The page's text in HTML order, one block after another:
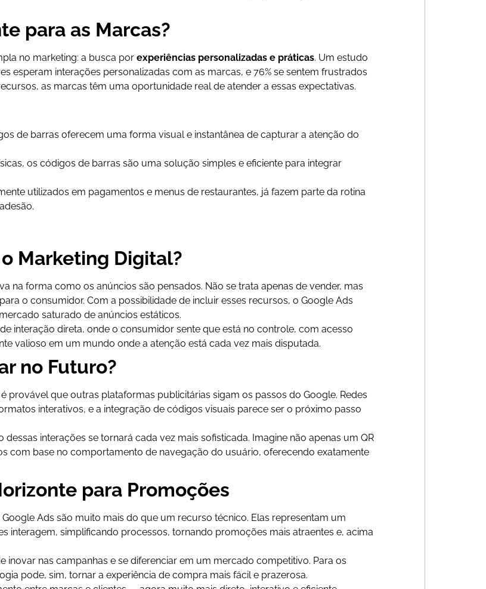
para as Marcas?
no marketing: a busca por experiências personalizadas e práticas. Um estudo
esperam interações personalizadas com as marcas, e 76% se sentem frustrados
as marcas têm uma oportunidade real de atender a essas expectativas.
de barras oferecem uma forma visual e instantânea de capturar a atenção do
os códigos de barras são uma solução simples e eficiente para integrar
utilizados em pagamentos e menus de restaurantes, já fazem parte da rotina
Marketing Digital?
na forma como os anúncios são pensados. Não se trata apenas de vender, mas
o consumidor. Com a possibilidade de incluir esses recursos, o Google Ads
saturado de anúncios estáticos.
interação direta, onde o consumidor sente que está no controle, com acesso
valioso em um mundo onde a atenção está cada vez mais disputada.
no Futuro?
provável que outras plataformas publicitárias sigam os passos do Google. Redes
interativos, e a integração de códigos visuais parece ser o próximo passo
interações se tornará cada vez mais sofisticada. Imagine não apenas um QR
com base no comportamento de navegação do usuário, oferecendo exatamente
para Promoções
Ads são muito mais do que um recurso técnico. Elas representam um
interagem, simplificando processos, tornando promoções mais atraentes e, acima
inovar nas campanhas e se diferenciar em um mercado competitivo. Para os
pode, sim, tornar a experiência de compra mais fácil e prazerosa.